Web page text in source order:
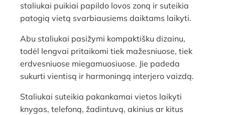
staliukai puikiai papildo lovos zoną ir suteikia
patogią vietą svarbiausiems daiktams laikyti.
Abu staliukai pasižymi kompaktišku dizainu,
todėl lengvai pritaikomi tiek mažesniuose, tiek
erdvesniuose miegamuosiuose. Jie padeda
sukurti vientisą ir harmoningą interjero vaizdą.
Staliukai suteikia pakankamai vietos laikyti
knygas, telefoną, žadintuvą, akinius ar kitus